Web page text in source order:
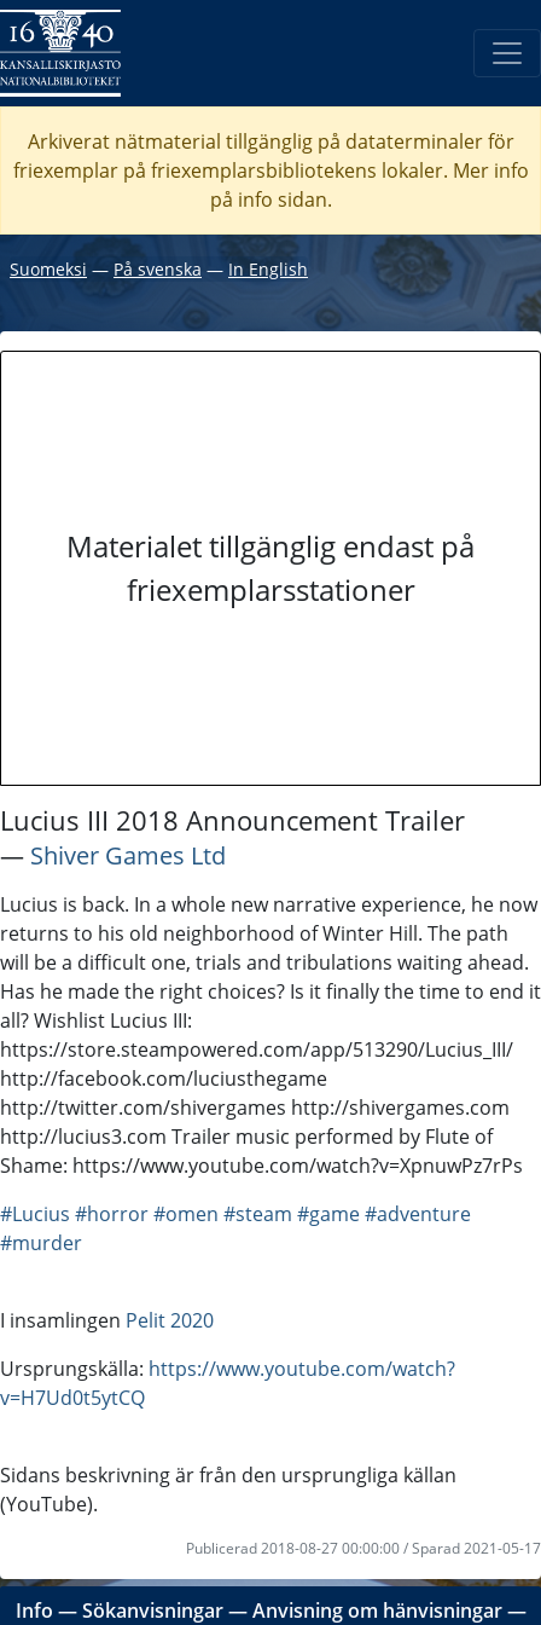
Arkiverat nätmaterial tillgänglig på dataterminaler för
friexemplar på friexemplarsbibliotekens lokaler. Mer info
på info sidan.
Suomeksi ― På svenska ― In English
Materialet tillgänglig endast på
friexemplarsstationer
Lucius III 2018 Announcement Trailer
― Shiver Games Ltd
Lucius is back. In a whole new narrative experience, he now
returns to his old neighborhood of Winter Hill. The path
will be a difficult one, trials and tribulations waiting ahead.
Has he made the right choices? Is it finally the time to end it
all? Wishlist Lucius III:
https://store.steampowered.com/app/513290/Lucius_III/
http://facebook.com/luciusthegame
http://twitter.com/shivergames http://shivergames.com
http://lucius3.com Trailer music performed by Flute of
Shame: https://www.youtube.com/watch?v=XpnuwPz7rPs
#Lucius #horror#omen #steam #game#adventure
#murder
I insamlingen Pelit 2020
Ursprungskälla: https://www.youtube.com/watch?
v=H7Ud0t5ytCQ
Sidans beskrivning är från den ursprungliga källan
(YouTube).
Publicerad 2018-08-27 00:00:00 / Sparad 2021-05-17
Info ―Sökanvisningar―Anvisning om hänvisningar―